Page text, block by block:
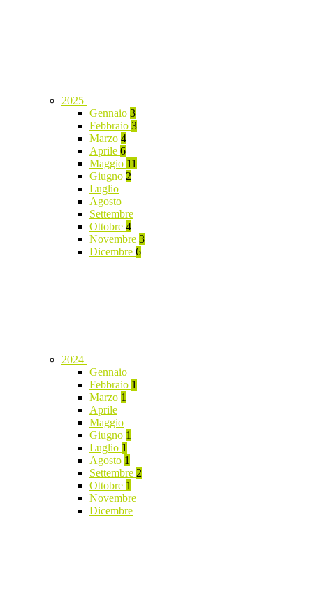
2025
Gennaio 3
Febbraio 3
Marzo 4
Aprile 6
Maggio 11
Giugno 2
Luglio
Agosto
Settembre
Ottobre 4
Novembre 3
Dicembre 6
2024
Gennaio
Febbraio 1
Marzo 1
Aprile
Maggio
Giugno 1
Luglio 1
Agosto 1
Settembre 2
Ottobre 1
Novembre
Dicembre